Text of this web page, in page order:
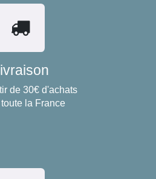
de 30€ d'achats
la France